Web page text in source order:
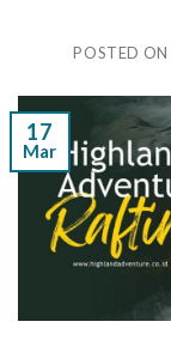
POSTED ON
17
Mar